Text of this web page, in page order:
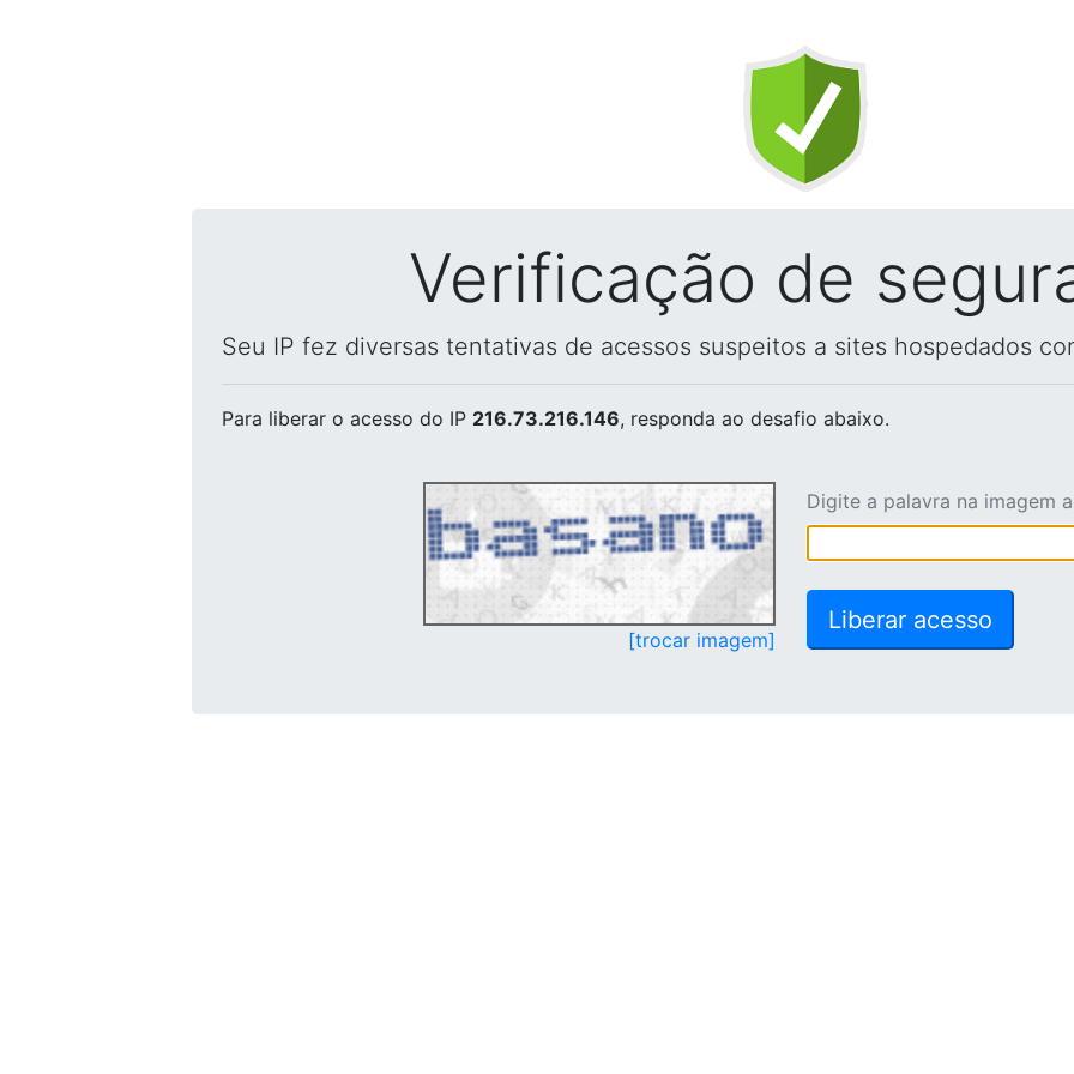
Verificação de
Seu IP fez diversas tentativas de acessos suspeitos a sites hospedados
Para liberar o acesso do IP 216.73.216.146, responda ao desafio abaixo.
[trocar imagem]
Digite a palavra na imagem